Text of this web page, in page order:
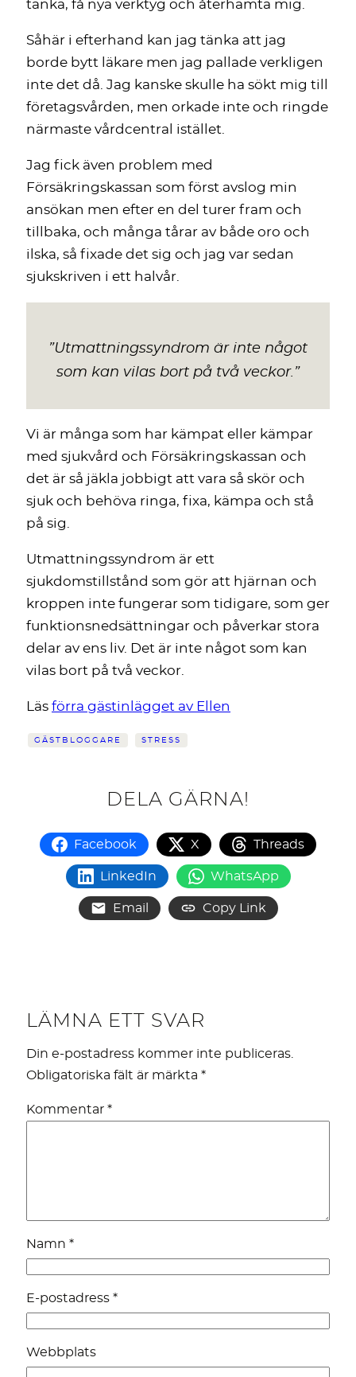
tänka, få nya verktyg och återhämta mig.
Såhär i efterhand kan jag tänka att jag
borde bytt läkare men jag pallade verkligen
inte det då. Jag kanske skulle ha sökt mig till
företagsvården, men orkade inte och ringde
närmaste vårdcentral istället.
Jag fick även problem med
Försäkringskassan som först avslog min
ansökan men efter en del turer fram och
tillbaka, och många tårar av både oro och
ilska, så fixade det sig och jag var sedan
sjukskriven i ett halvår.
”Utmattningssyndrom är inte något
som kan vilas bort på två veckor. ”
Vi är många som har kämpat eller kämpar
med sjukvård och Försäkringskassan och
det är så jäkla jobbigt att vara så skör och
sjuk och behöva ringa, fixa, kämpa och stå
på sig.
Utmattningssyndrom är ett
sjukdomstillstånd som gör att hjärnan och
kroppen inte fungerar som tidigare, som ger
funktionsnedsättningar och påverkar stora
delar av ens liv. Det är inte något som kan
vilas bort på två veckor.
Läs förra gästinlägget av Ellen
GÄSTBLOGGARE STRESS
DELA GÄRNA!
Facebook X Threads
LinkedIn WhatsApp
Email Copy Link
LÄMNA ETT SVAR
Din e-postadress kommer inte publiceras.
Obligatoriska fält är märkta *
Kommentar *
Namn *
E-postadress *
Webbplats